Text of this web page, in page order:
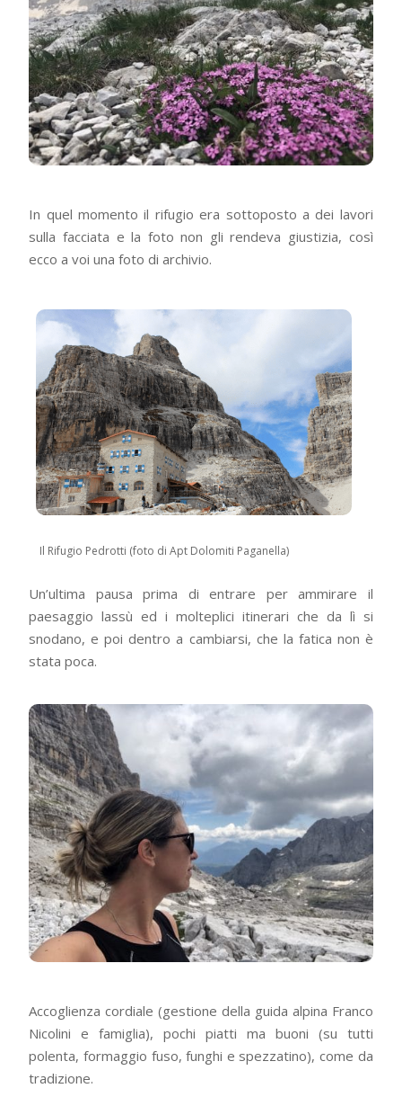
In quel momento il rifugio era sottoposto a dei lavori
sulla facciata e la foto non gli rendeva giustizia, così
ecco a voi una foto di archivio.
Il Rifugio Pedrotti (foto di Apt Dolomiti Paganella)
Un’ultima pausa prima di entrare per ammirare il
paesaggio lassù ed i molteplici itinerari che da lì si
snodano, e poi dentro a cambiarsi, che la fatica non è
stata poca.
Accoglienza cordiale (gestione della guida alpina Franco
Nicolini e famiglia), pochi piatti ma buoni (su tutti
polenta, formaggio fuso, funghi e spezzatino), come da
tradizione.